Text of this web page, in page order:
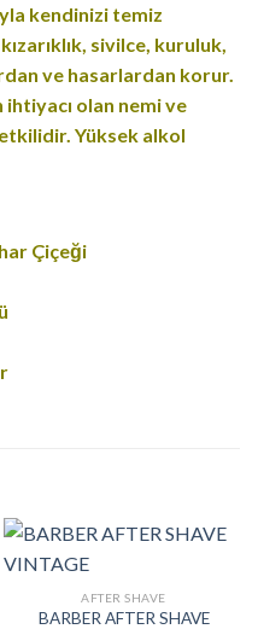
kendinizi temiz
sivilce, kuruluk,
ve hasarlardan korur.
olan nemi ve
Yüksek alkol
Çiçeği
AFTER SHAVE
BARBER AFTER SHAVE